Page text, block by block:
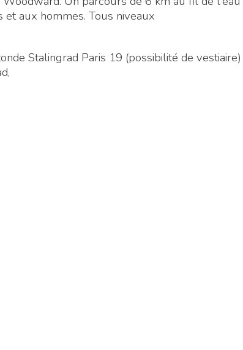
aux hommes. Tous niveaux
Stalingrad Paris 19 (possibilité de